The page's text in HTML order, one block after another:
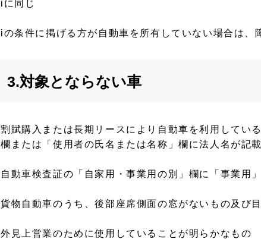
iに同じ
iの条件に掲げる方が自動車を所有していない場合は
3.対象とならない車
割賦購入または長期リースにより自動車を利用してい
欄または「使用者の氏名または名称」欄に法人名が記
自動車検査証の「自家用・事業用の別」欄に「事業用
貨物自動車のうち、後部座席側面の窓がないもの及び
外見上営業のために使用していることが明らかなもの